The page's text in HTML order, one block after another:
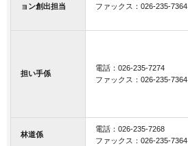
ョン創出担当
ファックス：026-235-7364
担い手係
電話：026-235-7274
ファックス：026-235-7364
林道係
電話：026-235-7268
ファックス：026-235-7364